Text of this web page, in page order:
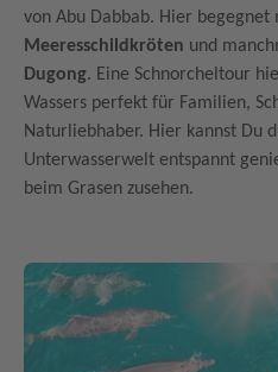
von Abu Dabbab. Hier begegnet
Meeresschildkröten und
Dugong. Eine Schnorcheltour
Wassers perfekt für Familien,
Naturliebhaber. Hier kannst Du
Unterwasserwelt entspannt
beim Grasen zusehen.